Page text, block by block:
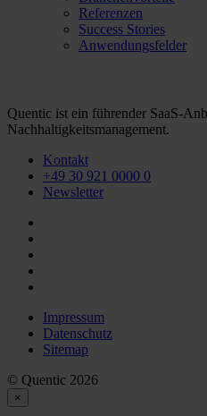
Referenzen
Success Stories
Anwendungsfelder
Quentic ist ein führender SaaS-
Nachhaltigkeitsmanagement.
Kontakt
+49 30 921 0000 0
Newsletter
Impressum
Datenschutz
Sitemap
© Quentic 2026
×